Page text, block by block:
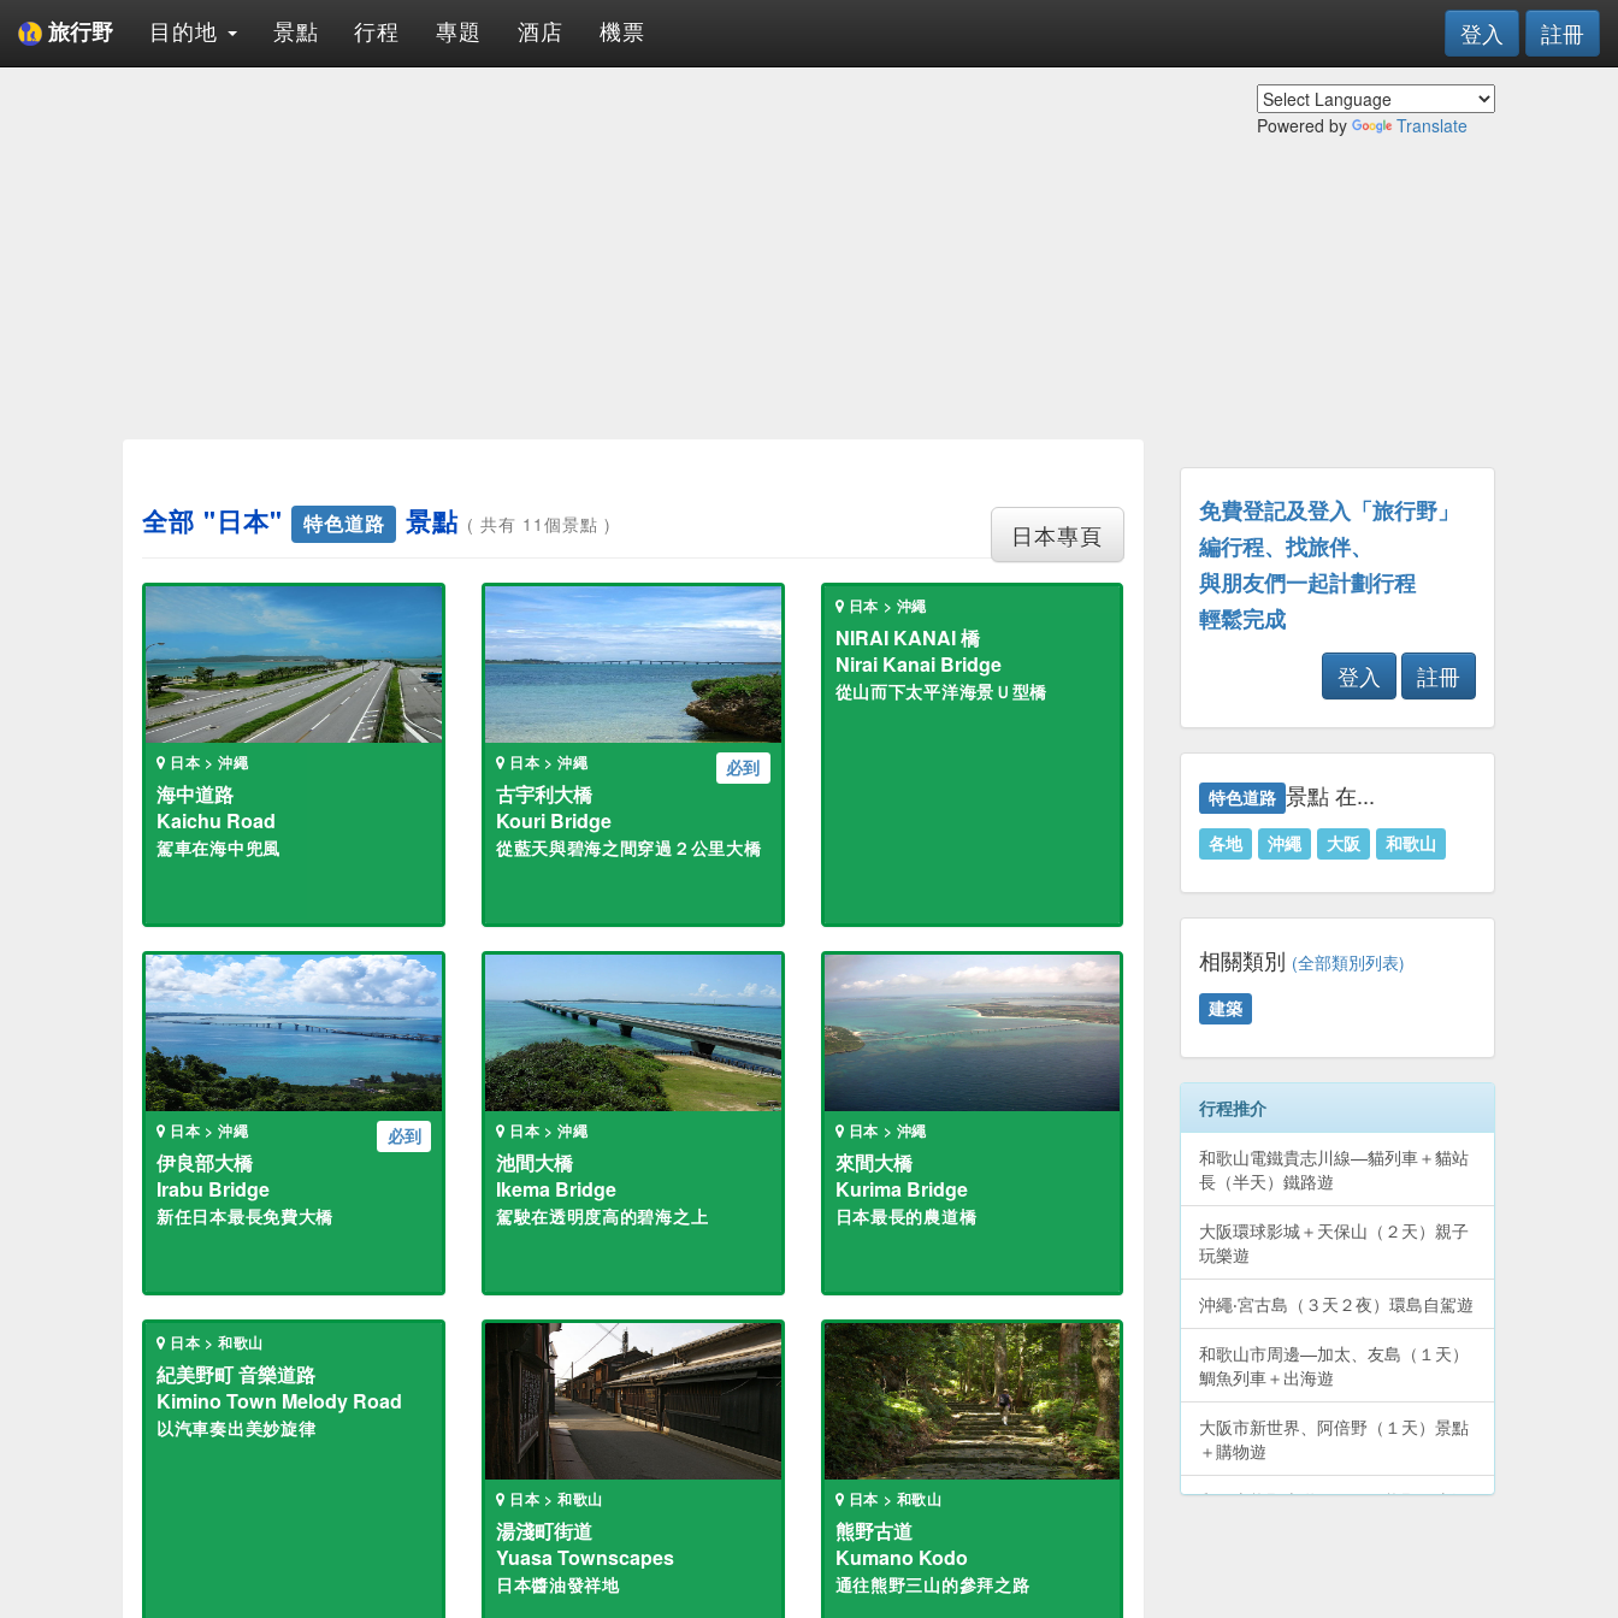
旅行野 目的地 景點 行程 專題 酒店 機票 登入 註冊
Powered by Translate
日本專頁
全部 "日本" 特色道路 景點 ( 共有 11個景點 )
日本 > 沖繩
海中道路
Kaichu Road
駕車在海中兜風
必到
日本 > 沖繩
古宇利大橋
Kouri Bridge
從藍天與碧海之間穿過２公里大橋
日本 > 沖繩
NIRAI KANAI 橋
Nirai Kanai Bridge
從山而下太平洋海景Ｕ型橋
必到
日本 > 沖繩
伊良部大橋
Irabu Bridge
新任日本最長免費大橋
日本 > 沖繩
池間大橋
Ikema Bridge
駕駛在透明度高的碧海之上
日本 > 沖繩
來間大橋
Kurima Bridge
日本最長的農道橋
日本 > 和歌山
紀美野町 音樂道路
Kimino Town Melody Road
以汽車奏出美妙旋律
日本 > 和歌山
湯淺町街道
Yuasa Townscapes
日本醬油發祥地
日本 > 和歌山
熊野古道
Kumano Kodo
通往熊野三山的參拜之路
免費登記及登入「旅行野」
編行程、找旅伴、
與朋友們一起計劃行程
輕鬆完成
登入
註冊
特色道路 景點 在...
各地 沖繩 大阪 和歌山
相關類別 (全部類別列表)
建築
行程推介
和歌山電鐵貴志川線—貓列車＋貓站
長（半天）鐵路遊
大阪環球影城＋天保山（２天）親子
玩樂遊
沖繩‧宮古島（３天２夜）環島自駕遊
和歌山市周邊—加太、友島（１天）
鯛魚列車＋出海遊
大阪市新世界、阿倍野（１天）景點
＋購物遊
和歌山熊野古道（２天）熊野三山深